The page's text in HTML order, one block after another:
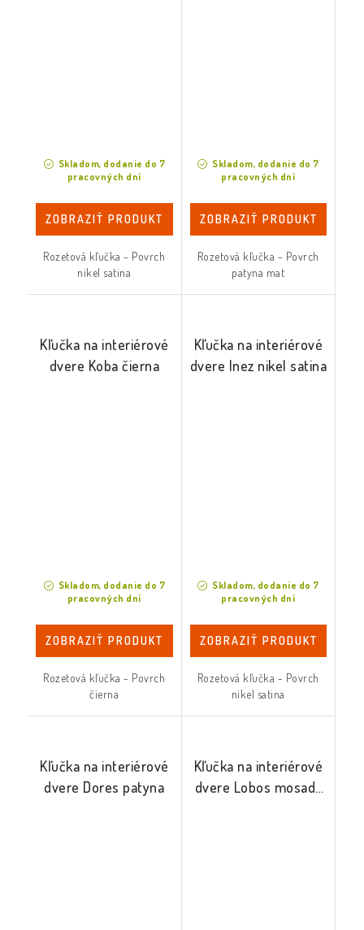
Skladom, dodanie do 7
pracovných dní
ZOBRAZIŤ PRODUKT
Rozetová kľučka - Povrch
nikel satina
Skladom, dodanie do 7
pracovných dní
ZOBRAZIŤ PRODUKT
Rozetová kľučka - Povrch
patyna mat
Kľučka na interiérové
dvere Koba čierna
Skladom, dodanie do 7
pracovných dní
ZOBRAZIŤ PRODUKT
Rozetová kľučka - Povrch
čierna
Kľučka na interiérové
dvere Inez nikel satina
Skladom, dodanie do 7
pracovných dní
ZOBRAZIŤ PRODUKT
Rozetová kľučka - Povrch
nikel satina
Kľučka na interiérové
dvere Dores patyna
Kľučka na interiérové
dvere Lobos mosadz